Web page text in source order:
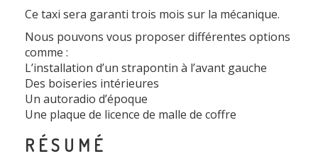
Ce taxi sera garanti trois mois sur la mécanique.
Nous pouvons vous proposer différentes options
comme :
L’installation d’un strapontin à l’avant gauche
Des boiseries intérieures
Un autoradio d’époque
Une plaque de licence de malle de coffre
RÉSUMÉ